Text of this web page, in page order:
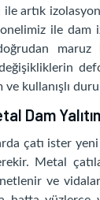
ile artık
ile dam
ve kullanışlı
Dam
çatı ister
Metal
ve